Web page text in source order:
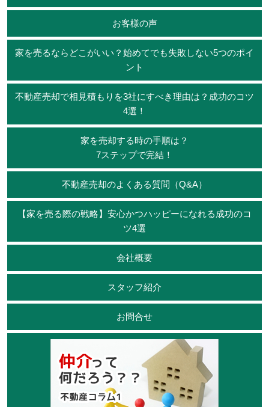
お客様の声
家を売るならどこがいい？始めてでも失敗しない5つのポイ
ント
不動産売却で相見積もりを3社にすべき理由は？成功のコツ
4選！
家を売却する時の手順は？
7ステップで完結！
不動産売却のよくある質問（Q&A）
【家を売る際の戦略】安心かつハッピーになれる成功のコ
ツ4選
会社概要
スタッフ紹介
お問合せ